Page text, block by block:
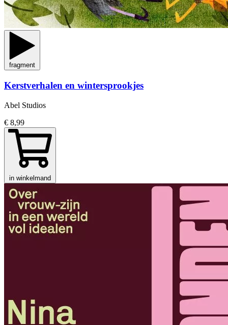
fragment
Kerstverhalen en wintersprookjes
Abel Studios
€ 8,99
in winkelmand